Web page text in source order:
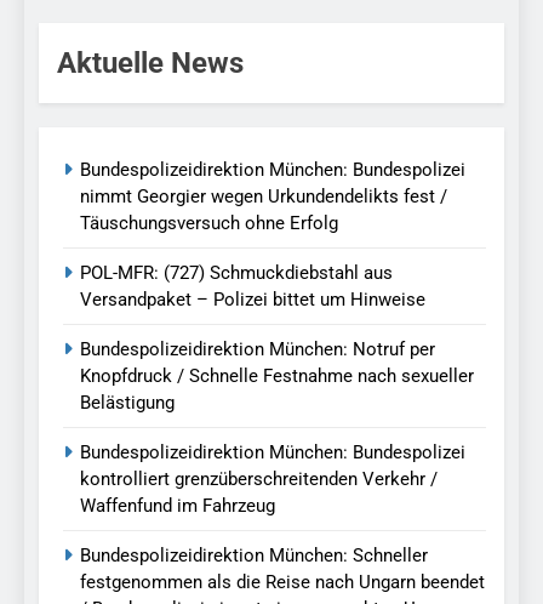
Aktuelle News
Bundespolizeidirektion München: Bundespolizei
nimmt Georgier wegen Urkundendelikts fest /
Täuschungsversuch ohne Erfolg
POL-MFR: (727) Schmuckdiebstahl aus
Versandpaket – Polizei bittet um Hinweise
Bundespolizeidirektion München: Notruf per
Knopfdruck / Schnelle Festnahme nach sexueller
Belästigung
Bundespolizeidirektion München: Bundespolizei
kontrolliert grenzüberschreitenden Verkehr /
Waffenfund im Fahrzeug
Bundespolizeidirektion München: Schneller
festgenommen als die Reise nach Ungarn beendet